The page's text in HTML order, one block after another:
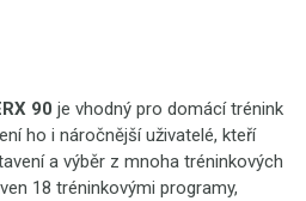
90 je vhodný pro domácí trénink
ho i náročnější uživatelé, kteří
a výběr z mnoha tréninkových
18 tréninkovými programy,